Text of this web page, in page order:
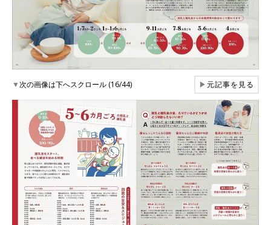
▼次の画像は下へスクロール (16/44) ▶元記事を見る